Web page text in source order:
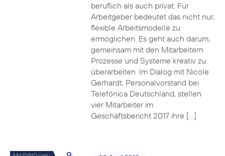
beruflich als auch privat. Für
Arbeitgeber bedeutet das nicht nur,
flexible Arbeitsmodelle zu
ermöglichen. Es geht auch darum,
gemeinsam mit den Mitarbeitern
Prozesse und Systeme kreativ zu
überarbeiten. Im Dialog mit Nicole
Gerhardt, Personalvorstand bei
Telefónica Deutschland, stellen
vier Mitarbeiter im
Geschäftsbericht 2017 ihre […]